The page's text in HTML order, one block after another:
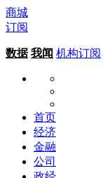
商城
订阅
数据 我闻 机构订阅
首页
经济
金融
公司